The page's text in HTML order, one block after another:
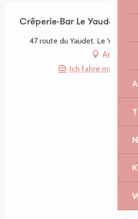
Crêperie-Bar Le Yaudet
47 route du Yaudet, Le Yaudet,
Anfahrt
Ich fahre mit dem